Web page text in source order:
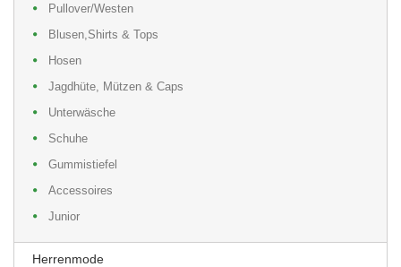
Pullover/Westen
Blusen,Shirts & Tops
Hosen
Jagdhüte, Mützen & Caps
Unterwäsche
Schuhe
Gummistiefel
Accessoires
Junior
Herrenmode